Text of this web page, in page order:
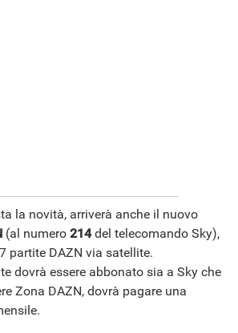
la novità, arriverà anche il nuovo
(al numero 214del telecomando Sky),
partite DAZN via satellite.
dovrà essere abbonato sia a Sky che
Zona DAZN, dovrà pagare una